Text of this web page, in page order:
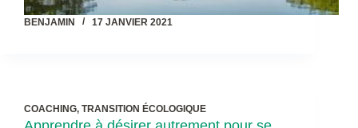
BENJAMIN 17 JANVIER 2021
COACHING, TRANSITION ÉCOLOGIQUE